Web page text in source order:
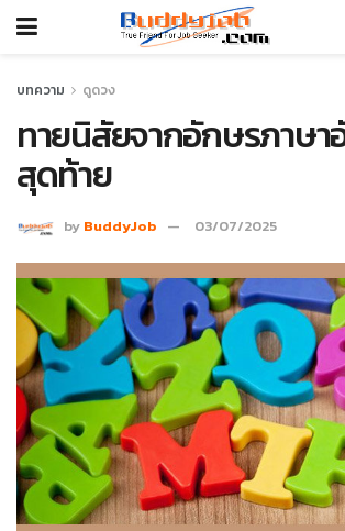
บทความ ดูดวง
ทายนิสัยจากอักษรภาษ
สุดท้าย
by BuddyJob 03/07/2025